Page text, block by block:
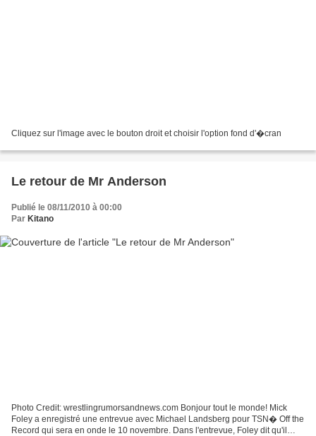
Cliquez sur l'image avec le bouton droit et choisir l'option fond d'�cran
Le retour de Mr Anderson
Publié le 08/11/2010 à 00:00
Par Kitano
Photo Credit: wrestlingrumorsandnews.com Bonjour tout le monde! Mick
Foley a enregistré une entrevue avec Michael Landsberg pour TSN� Off the
Record qui sera en onde le 10 novembre. Dans l'entrevue, Foley dit qu'il